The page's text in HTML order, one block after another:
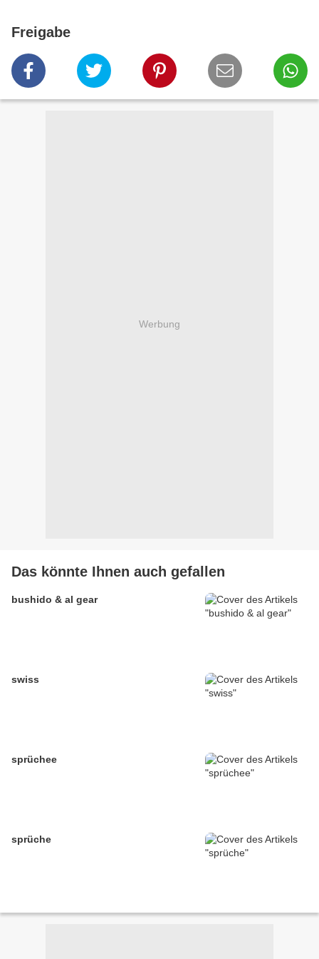
Freigabe
Werbung
Das könnte Ihnen auch gefallen
bushido & al gear
swiss
sprüchee
sprüche